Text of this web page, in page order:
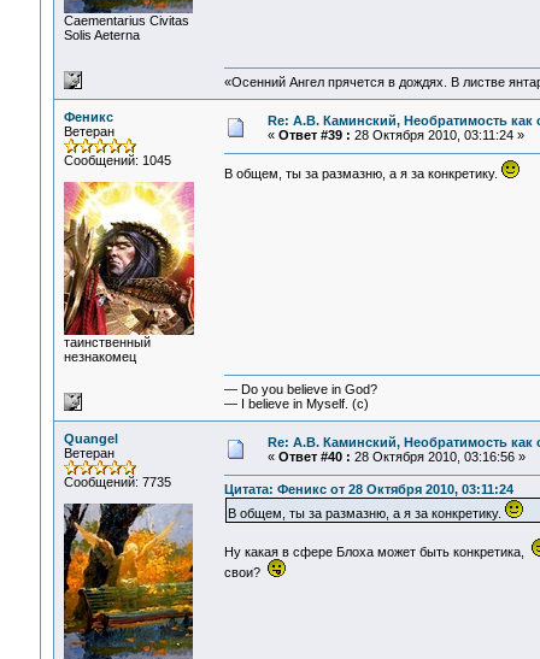
Сaementarius Civitas
Solis Aeterna
«Осенний Ангел прячется в дождях. В листве
Феникс
Ветеран
Сообщений: 1045
таинственный
незнакомец
Re: А.В. Каминский, Необратимость как
« Ответ #39 : 28 Октября 2010, 03:11:24 »
В общем, ты за размазню, а я за конкретику.
— Do you believe in God?
— I believe in Myself. (c)
Quangel
Ветеран
Сообщений: 7735
Re: А.В. Каминский, Необратимость как
« Ответ #40 : 28 Октября 2010, 03:16:56 »
Цитата: Феникс от 28 Октября 2010, 03:11:24
В общем, ты за размазню, а я за конкретику.
Ну какая в сфере Блоха может быть конкретика,
свои?